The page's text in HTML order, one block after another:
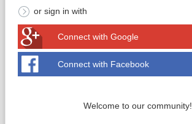
or sign in with
Connect with Google
Connect with Facebook
Welcome to our community!